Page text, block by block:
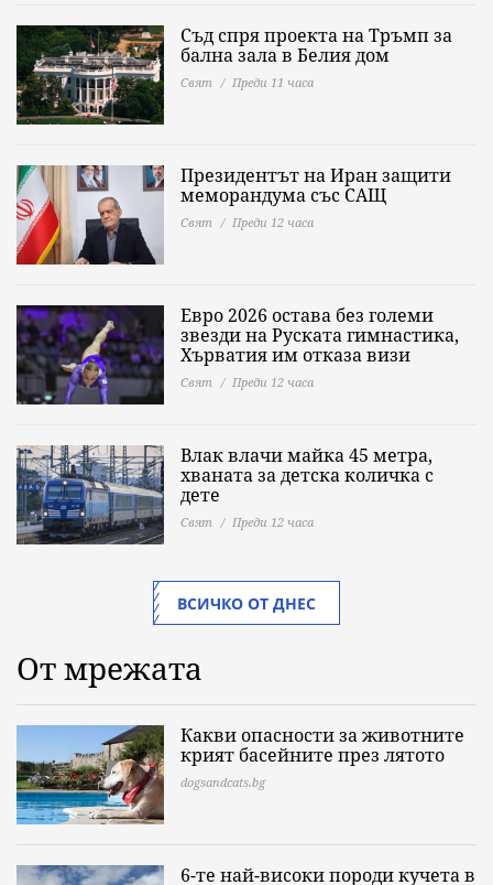
Съд спря проекта на Тръмп за
бална зала в Белия дом
Свят Преди 11 часа
Президентът на Иран защити
меморандума със САЩ
Свят Преди 12 часа
Евро 2026 остава без големи
звезди на Руската гимнастика,
Хърватия им отказа визи
Свят Преди 12 часа
Влак влачи майка 45 метра,
хваната за детска количка с
дете
Свят Преди 12 часа
ВСИЧКО ОТ ДНЕС
От мрежата
Какви опасности за животните
крият басейните през лятото
dogsandcats.bg
6-те най-високи породи кучета в